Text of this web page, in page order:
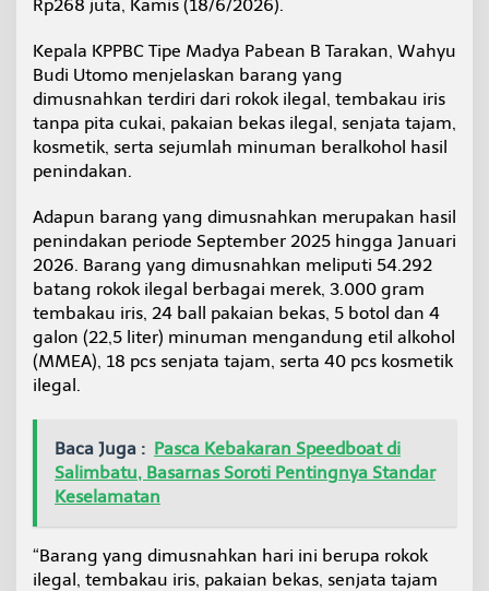
g
l
D
m
u
s
h
k
a
n
B
e
a
C
u
T
r
n
Rp268 juta, Kamis (18/6/2026).
Kepala KPPBC Tipe Madya Pabean B Tarakan, Wahyu
Budi Utomo menjelaskan barang yang
dimusnahkan terdiri dari rokok ilegal, tembakau iris
tanpa pita cukai, pakaian bekas ilegal, senjata tajam,
kosmetik, serta sejumlah minuman beralkohol hasil
penindakan.
Adapun barang yang dimusnahkan merupakan hasil
penindakan periode September 2025 hingga Januari
2026. Barang yang dimusnahkan meliputi 54.292
batang rokok ilegal berbagai merek, 3.000 gram
tembakau iris, 24 ball pakaian bekas, 5 botol dan 4
galon (22,5 liter) minuman mengandung etil alkohol
(MMEA), 18 pcs senjata tajam, serta 40 pcs kosmetik
ilegal.
Baca Juga : Pasca Kebakaran Speedboat di
Salimbatu, Basarnas Soroti Pentingnya Standar
Keselamatan
“Barang yang dimusnahkan hari ini berupa rokok
ilegal, tembakau iris, pakaian bekas, senjata tajam